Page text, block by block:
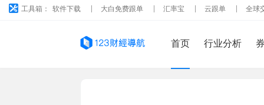
工具箱： 软件下载 大白免费跟单 汇率宝 云跟单 全球
首页 行业分析